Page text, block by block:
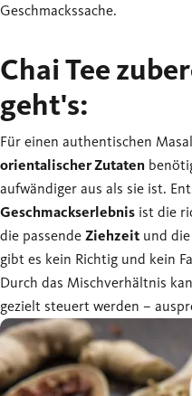
Geschmackssache.
Chai Tee
geht's:
Für einen authentischen
orientalischer Zutaten
aufwändiger aus als sie ist.
Geschmackserlebnis ist die
die passende Ziehzeit und die
gibt es kein Richtig und kein
Durch das Mischverhältnis
gezielt steuert werden –